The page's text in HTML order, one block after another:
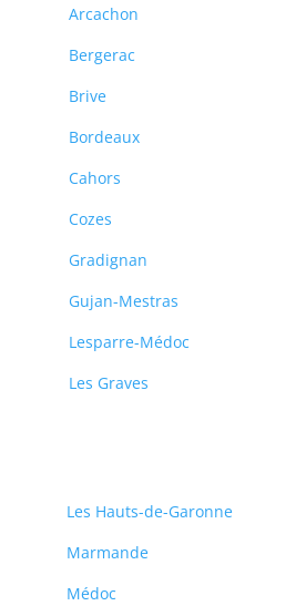
Arcachon
Bergerac
Brive
Bordeaux
Cahors
Cozes
Gradignan
Gujan-Mestras
Lesparre-Médoc
Les Graves
Les Hauts-de-Garonne
Marmande
Médoc